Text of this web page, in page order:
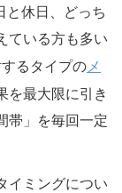
と休日、どっち
ている方も多い
るタイプの メ
を最大限に引き
帯」を毎回一定
イミングについ